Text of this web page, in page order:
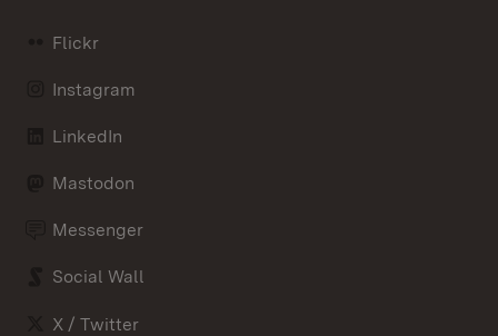
Flickr
Instagram
LinkedIn
Mastodon
Messenger
Social Wall
X / Twitter